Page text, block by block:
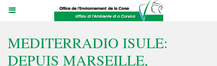
MEDITERRADIO ISULE:
DEPUIS MARSEILLE,